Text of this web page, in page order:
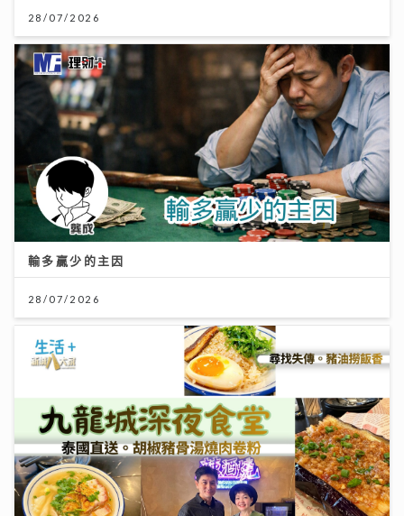
28/07/2026
輸多贏少的主因
28/07/2026